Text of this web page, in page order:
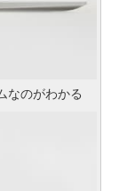
なのがわかる